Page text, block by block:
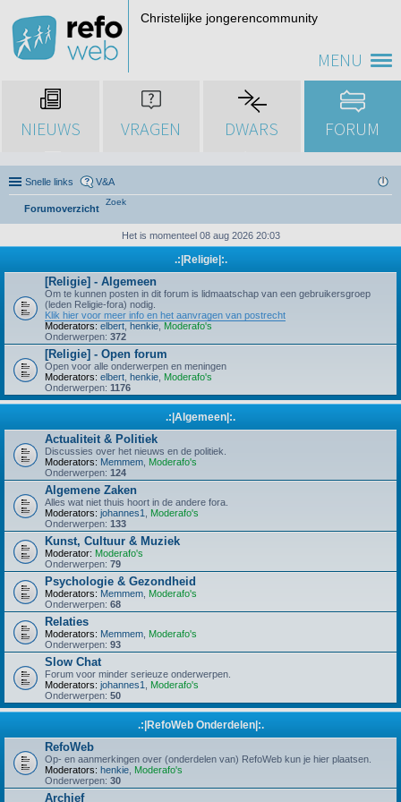
MENU
Christelijke jongerencommunity
NIEUWS VRAGEN DWARS FORUM
Snelle links V&A
Forumoverzicht
Zoek
Het is momenteel 08 aug 2026 20:03
.:|Religie|:.
[Religie] - Algemeen
Om te kunnen posten in dit forum is lidmaatschap van een gebruikersgroep
(leden Religie-fora) nodig.
Klik hier voor meer info en het aanvragen van postrecht
Moderators: elbert henkie Moderafo's
Onderwerpen: 372
[Religie] - Open forum
Open voor alle onderwerpen en meningen
Moderators: elbert henkie Moderafo's
Onderwerpen: 1176
.:|Algemeen|:.
Actualiteit & Politiek
Discussies over het nieuws en de politiek.
Moderators: Memmem Moderafo's
Onderwerpen: 124
Algemene Zaken
Alles wat niet thuis hoort in de andere fora.
Moderators: johannes1
Moderafo's
Onderwerpen: 133
Kunst, Cultuur & Muziek
Moderator: Moderafo's
Onderwerpen: 79
Psychologie & Gezondheid
Moderators: Memmem Moderafo's
Onderwerpen: 68
Relaties
Moderators: Memmem Moderafo's
Onderwerpen: 93
Slow Chat
Forum voor minder serieuze onderwerpen.
Moderators: johannes1
Moderafo's
Onderwerpen: 50
.:|RefoWeb Onderdelen|:.
RefoWeb
Op- en aanmerkingen over (onderdelen van) RefoWeb kun je hier plaatsen.
Moderators: henkie Moderafo's
Onderwerpen: 30
Archief